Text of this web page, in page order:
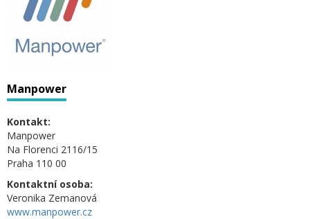
Manpower
Kontakt:
Manpower
Na Florenci 2116/15
Praha 110 00
Kontaktní osoba:
Veronika Zemanová
www.manpower.cz